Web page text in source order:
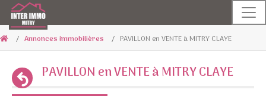
Annonces immobilières PAVILLON en VENTE à MITRY CLAYE
PAVILLON en VENTE à MITRY CLAYE